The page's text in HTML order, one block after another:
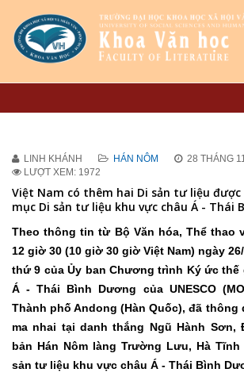
LINH KHÁNH HÁN NÔM
28 THÁNG
LƯỢT XEM: 1972
Việt Nam có thêm hai Di sản tư liệu được
mục Di sản tư liệu khu vực châu Á - Thái
Theo thông tin từ Bộ Văn hóa, Thể thao
12 giờ 30 (10 giờ 30 giờ Việt Nam) ngày
thứ 9 của Ủy ban Chương trình Ký ức
Á - Thái Bình Dương của UNESCO
Thành phố Andong (Hàn Quốc), đã thông
ma nhai tại danh thắng Ngũ Hành Sơn,
bản Hán Nôm làng Trường Lưu, Hà Tĩnh
sản tư liệu khu vực châu Á - Thái Bình